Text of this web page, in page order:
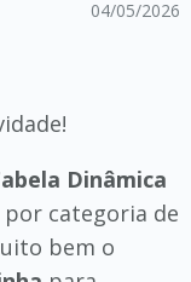
04/05/2026
Dinâmica
categoria de
bem o